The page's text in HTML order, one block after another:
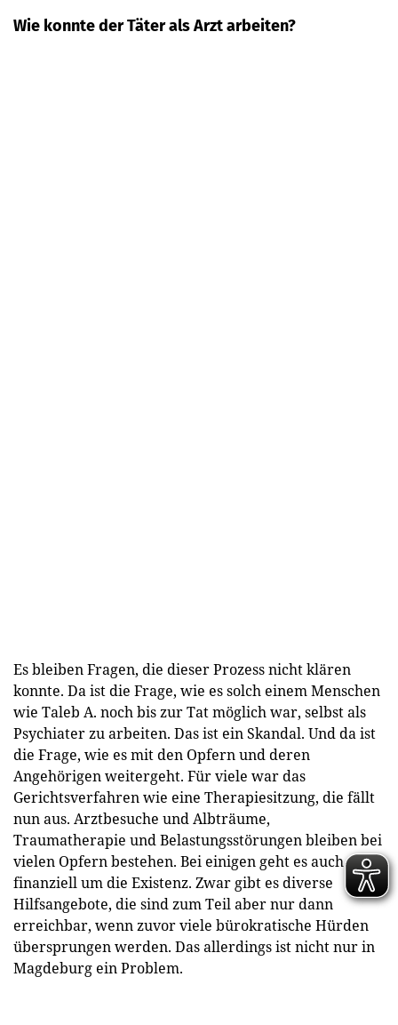
Wie konnte der Täter als Arzt arbeiten?
Es bleiben Fragen, die dieser Prozess nicht klären
konnte. Da ist die Frage, wie es solch einem Menschen
wie Taleb A. noch bis zur Tat möglich war, selbst als
Psychiater zu arbeiten. Das ist ein Skandal. Und da ist
die Frage, wie es mit den Opfern und deren
Angehörigen weitergeht. Für viele war das
Gerichtsverfahren wie eine Therapiesitzung, die fällt
nun aus. Arztbesuche und Albträume,
Traumatherapie und Belastungsstörungen bleiben bei
vielen Opfern bestehen. Bei einigen geht es auch
finanziell um die Existenz. Zwar gibt es diverse
Hilfsangebote, die sind zum Teil aber nur dann
erreichbar, wenn zuvor viele bürokratische Hürden
übersprungen werden. Das allerdings ist nicht nur in
Magdeburg ein Problem.